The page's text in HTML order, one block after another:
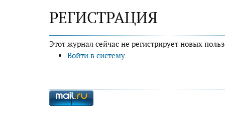
РЕГИСТРАЦИЯ
Этот журнал сейчас не регистрирует новых
Войти в систему